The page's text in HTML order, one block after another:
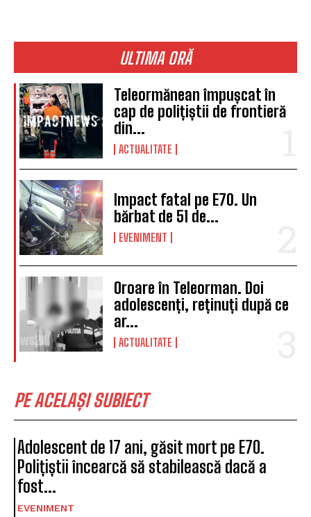
ULTIMA ORĂ
Teleormănean împușcat în
cap de polițiștii de frontieră
din...
ACTUALITATE
Impact fatal pe E70. Un
bărbat de 51 de...
EVENIMENT
Oroare în Teleorman. Doi
adolescenți, reținuți după ce
ar...
ACTUALITATE
PE ACELAȘI SUBIECT
Adolescent de 17 ani, găsit mort pe E70.
Polițiștii încearcă să stabilească dacă a
fost...
EVENIMENT